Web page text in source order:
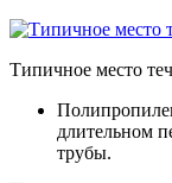
Типичное место
длительном
трубы.